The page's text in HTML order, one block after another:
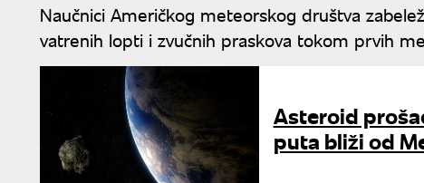
Naučnici Američkog meteorskog društva
vatrenih lopti i zvučnih praskova tokom prvih
Asteroid
puta bliži od